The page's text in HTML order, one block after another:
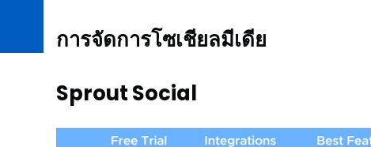
การจัดการโซเชียลมีเดีย
Sprout Social